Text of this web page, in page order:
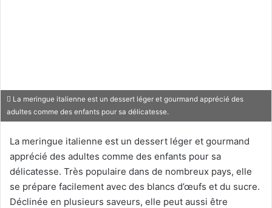
La meringue italienne est un dessert léger et gourmand apprécié des
adultes comme des enfants pour sa délicatesse.
La meringue italienne est un dessert léger et gourmand
apprécié des adultes comme des enfants pour sa
délicatesse. Très populaire dans de nombreux pays, elle
se prépare facilement avec des blancs d’œufs et du sucre.
Déclinée en plusieurs saveurs, elle peut aussi être